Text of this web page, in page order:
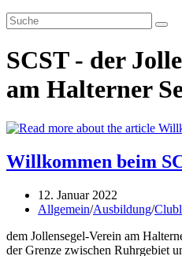
SCST - der
am Halterner
Willkommen beim
Beitrag
veröffentlicht:
12. Januar 2022
Beitrags-
Allgemein/Ausbildung/
dem Jollensegel-Verein am
der Grenze zwischen Ruhrgebiet